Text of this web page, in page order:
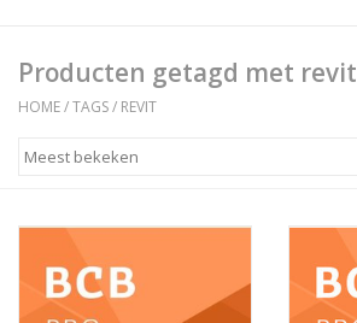
Toetsing
Academy
Producten getagd met revit
HOME/TAGS/ REVIT